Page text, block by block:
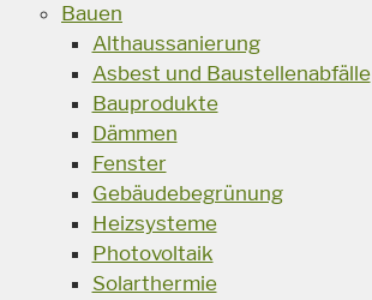
Bauen
Althaussanierung
Asbest und Baustellenabfälle
Bauprodukte
Dämmen
Fenster
Gebäudebegrünung
Heizsysteme
Photovoltaik
Solarthermie